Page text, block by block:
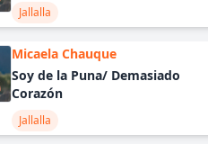
Jallalla
Micaela Chauque
Soy de la Puna/ Demasiado
Corazón
Jallalla